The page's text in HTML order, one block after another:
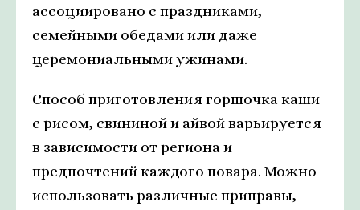
ассоциировано с праздниками,
семейными обедами или даже
церемониальными ужинами.
Способ приготовления горшочка каши
с рисом, свининой и айвой варьируется
в зависимости от региона и
предпочтений каждого повара. Можно
использовать различные приправы,